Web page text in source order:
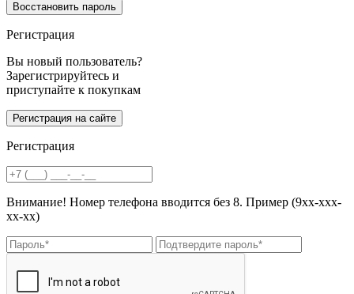
Регистрация
Вы новый пользователь?
Зарегистрируйтесь и
приступайте к покупкам
Регистрация
Внимание! Номер телефона вводится без 8. Пример (9хх-ххх-
хх-хх)